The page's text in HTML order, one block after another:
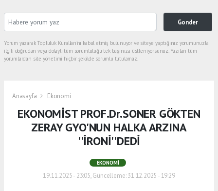
Gonder
Yorum yazarak Topluluk Kuralları’nı kabul etmiş bulunuyor ve siteye yaptığınız yorumunuzla
ilgili doğrudan veya dolaylı tüm sorumluluğu tek başınıza üstleniyorsunuz. Yazılan tüm
yorumlardan site yönetimi hiçbir şekilde sorumlu tutulamaz.
Anasayfa Ekonomi
EKONOMİST PROF.Dr.SONER GÖKTEN
ZERAY GYO'NUN HALKA ARZINA
''İRONİ''DEDİ
EKONOMI
19.11.2025 - 23:05, Güncelleme: 31.12.2025 - 19:29